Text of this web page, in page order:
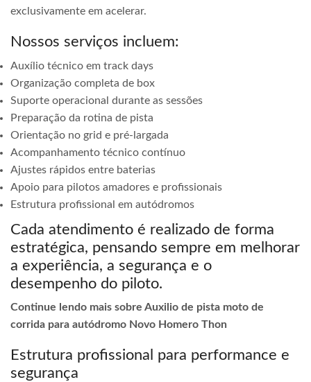
exclusivamente em acelerar.
Nossos serviços incluem:
Auxílio técnico em track days
Organização completa de box
Suporte operacional durante as sessões
Preparação da rotina de pista
Orientação no grid e pré-largada
Acompanhamento técnico contínuo
Ajustes rápidos entre baterias
Apoio para pilotos amadores e profissionais
Estrutura profissional em autódromos
Cada atendimento é realizado de forma
estratégica, pensando sempre em melhorar
a experiência, a segurança e o
desempenho do piloto.
Continue lendo mais sobre Auxilio de pista moto de
corrida para autódromo Novo Homero Thon
Estrutura profissional para performance e
segurança